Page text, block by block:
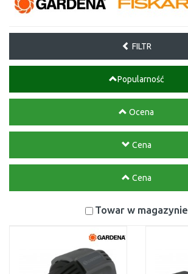
FILTR
Popularność
Ocena
Cena
Cena
Towar w magazynie